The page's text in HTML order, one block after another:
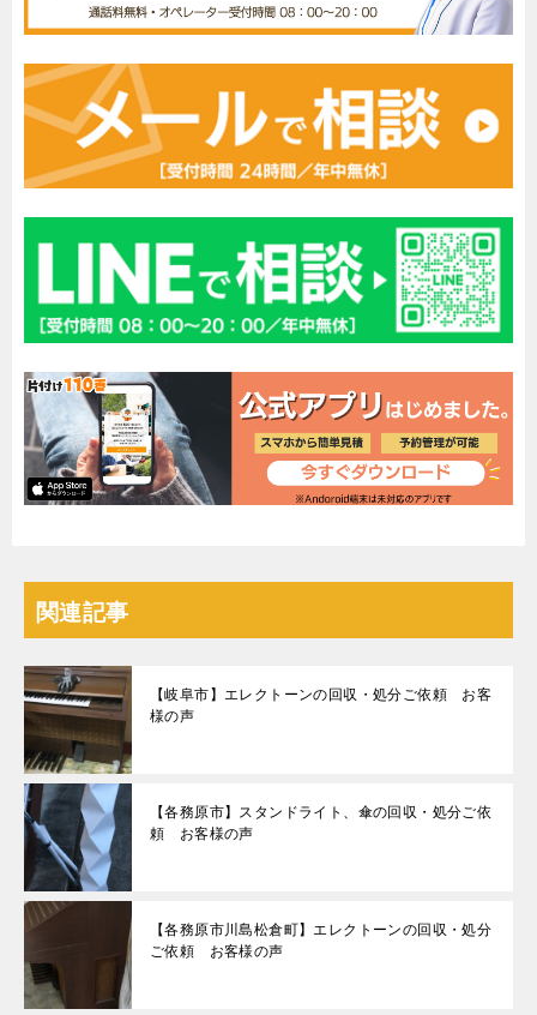
関連記事
【岐阜市】エレクトーンの回収・処分ご依頼 お客
様の声
【各務原市】スタンドライト、傘の回収・処分ご依
頼 お客様の声
【各務原市川島松倉町】エレクトーンの回収・処分
ご依頼 お客様の声